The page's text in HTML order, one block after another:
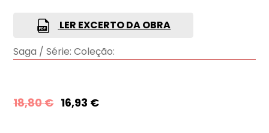
LER EXCERTO DA OBRA
Saga / Série: Coleção:
18,80€ 16,93 €